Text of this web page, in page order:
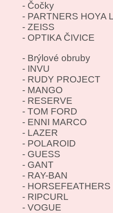
- Čočky
- PARTNERS HOYA
- ZEISS
- OPTIKA ČIVICE
- Brýlové obruby
- INVU
- RUDY PROJECT
- MANGO
- RESERVE
- TOM FORD
- ENNI MARCO
- LAZER
- POLAROID
- GUESS
- GANT
- RAY-BAN
- HORSEFEATHERS
- RIPCURL
- VOGUE